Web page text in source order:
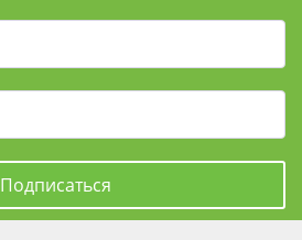
Подписаться